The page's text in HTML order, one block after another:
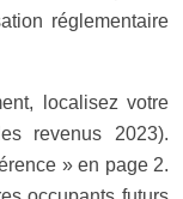
réglementaire
localisez votre
revenus 2023).
» en page 2.